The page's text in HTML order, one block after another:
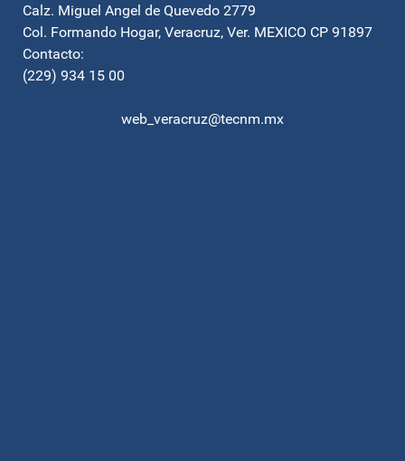
Calz. Miguel Angel de Quevedo 2779
Col. Formando Hogar, Veracruz, Ver. MEXICO CP 91897
Contacto:
(229) 934 15 00
web_veracruz@tecnm.mx